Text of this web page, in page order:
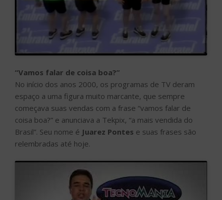
“Vamos falar de coisa boa?”
No início dos anos 2000, os programas de TV deram
espaço a uma figura muito marcante, que sempre
começava suas vendas com a frase “vamos falar de
coisa boa?” e anunciava a Tekpix, “a mais vendida do
Brasil”. Seu nome é Juarez Pontes e suas frases são
relembradas até hoje.